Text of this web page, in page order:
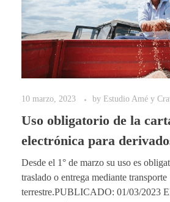
10 marzo, 2023 by Estudio Amé y
Uso obligatorio de la
electrónica para
Desde el 1° de marzo su uso es
traslado o entrega mediante transporte
terrestre.PUBLICADO: 01/03/2023